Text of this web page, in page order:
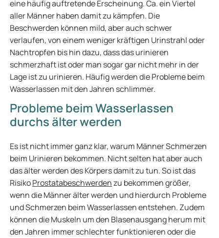
eine häufig auftretende Erscheinung. Ca. ein Viertel
aller Männer haben damit zu kämpfen. Die
Beschwerden können mild, aber auch schwer
verlaufen, von einem weniger kräftigen Urinstrahl oder
Nachtropfen bis hin dazu, dass das urinieren
schmerzhaft ist oder man sogar gar nicht mehr in der
Lage ist zu urinieren. Häufig werden die Probleme beim
Wasserlassen mit den Jahren schlimmer.
Probleme beim Wasserlassen
durchs älter werden
Es ist nicht immer ganz klar, warum Männer Schmerzen
beim Urinieren bekommen. Nicht selten hat aber auch
das älter werden des Körpers damit zu tun. So ist das
RisikoProstatabeschwerdenzu bekommen größer,
wenn die Männer älter werden und hierdurch Probleme
und Schmerzen beim Wasserlassen entstehen. Zudem
können die Muskeln um den Blasenausgang herum mit
den Jahren immer schlechter funktionieren oder die